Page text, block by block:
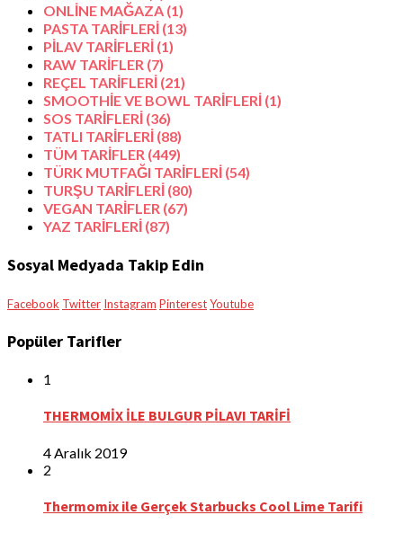
ONLİNE MAĞAZA (1)
PASTA TARİFLERİ (13)
PİLAV TARİFLERİ (1)
RAW TARİFLER (7)
REÇEL TARİFLERİ (21)
SMOOTHİE VE BOWL TARİFLERİ (1)
SOS TARİFLERİ (36)
TATLI TARİFLERİ (88)
TÜM TARİFLER (449)
TÜRK MUTFAĞI TARİFLERİ (54)
TURŞU TARİFLERİ (80)
VEGAN TARİFLER (67)
YAZ TARİFLERİ (87)
Sosyal Medyada Takip Edin
Facebook Twitter Instagram PinterestYoutube
Popüler Tarifler
1
THERMOMİX İLE BULGUR PİLAVI TARİFİ
4 Aralık 2019
2
Thermomix ile Gerçek Starbucks Cool Lime Tarifi